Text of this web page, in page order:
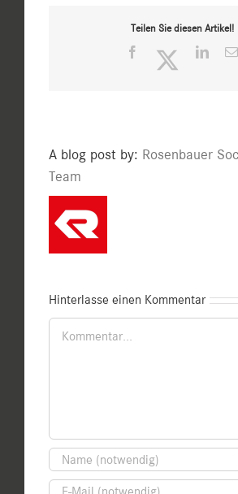
Teilen Sie diesen Artikel!
Facebook Twitter
A blog post by: Rosenbauer
Team
Hinterlasse einen Kommentar
Kommentar